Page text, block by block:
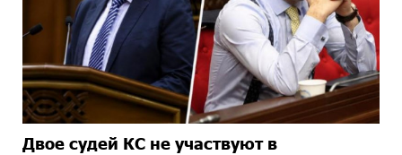
Двое судей КС не участвуют в